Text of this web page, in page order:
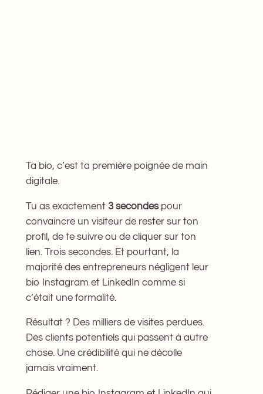
Ta bio, c’est ta première poignée de main
digitale.
Tu as exactement 3 secondespour
convaincre un visiteur de rester sur ton
profil, de te suivre ou de cliquer sur ton
lien. Trois secondes. Et pourtant, la
majorité des entrepreneurs négligent leur
bio Instagram et LinkedIn comme si
c’était une formalité.
Résultat ? Des milliers de visites perdues.
Des clients potentiels qui passent à autre
chose. Une crédibilité qui ne décolle
jamais vraiment.